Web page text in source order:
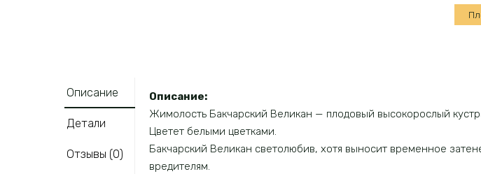
Описание
Детали
Отзывы (0)
Описание:
Жимолость Бакчарский Великан — плодовый высокорослый
Цветет белыми цветками.
Бакчарский Великан светолюбив, хотя выносит временное
вредителям.